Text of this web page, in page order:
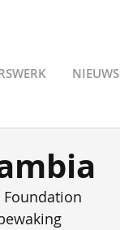
NIEUWS
Foundation